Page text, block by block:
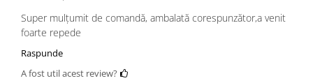
Super mulțumit de comandă, ambalată corespunzător,a venit
foarte repede
Raspunde
A fost util acest review?